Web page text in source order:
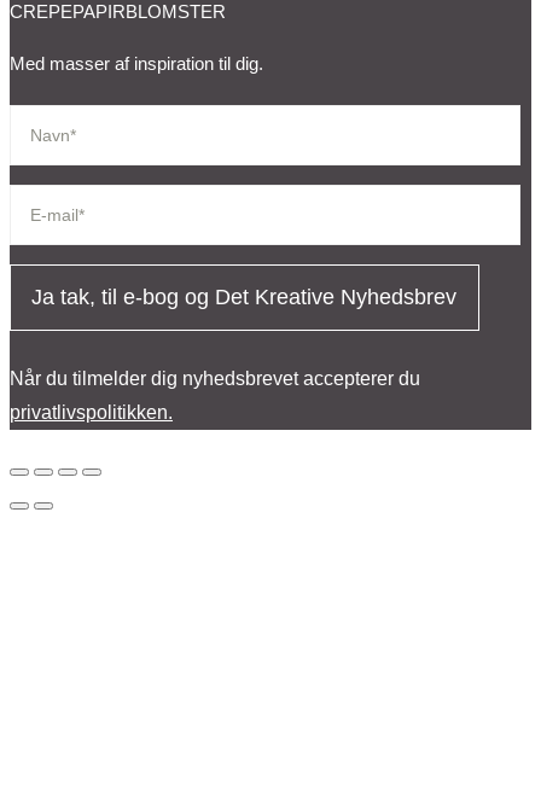
CREPEPAPIRBLOMSTER
Med masser af inspiration til dig.
Ja tak, til e-bog og Det Kreative Nyhedsbrev
Når du tilmelder dig nyhedsbrevet accepterer du
privatlivspolitikken.